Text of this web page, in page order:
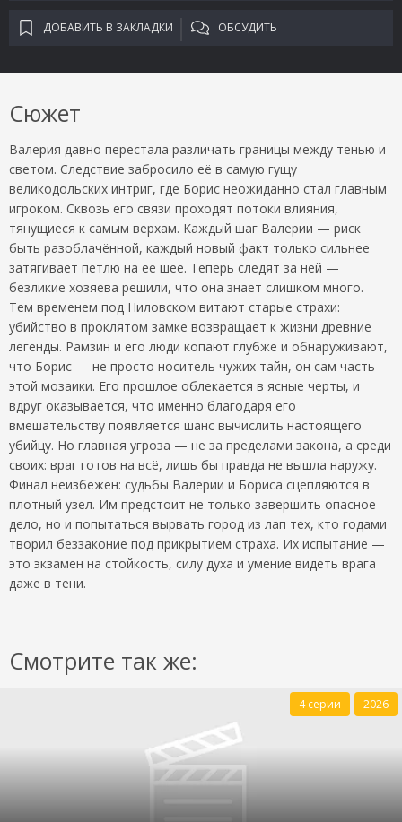
ДОБАВИТЬ В ЗАКЛАДКИ ОБСУДИТЬ
Сюжет
Валерия давно перестала различать границы между тенью и
светом. Следствие забросило её в самую гущу
великодольских интриг, где Борис неожиданно стал главным
игроком. Сквозь его связи проходят потоки влияния,
тянущиеся к самым верхам. Каждый шаг Валерии — риск
быть разоблачённой, каждый новый факт только сильнее
затягивает петлю на её шее. Теперь следят за ней —
безликие хозяева решили, что она знает слишком много.
Тем временем под Ниловском витают старые страхи:
убийство в проклятом замке возвращает к жизни древние
легенды. Рамзин и его люди копают глубже и обнаруживают,
что Борис — не просто носитель чужих тайн, он сам часть
этой мозаики. Его прошлое облекается в ясные черты, и
вдруг оказывается, что именно благодаря его
вмешательству появляется шанс вычислить настоящего
убийцу. Но главная угроза — не за пределами закона, а среди
своих: враг готов на всё, лишь бы правда не вышла наружу.
Финал неизбежен: судьбы Валерии и Бориса сцепляются в
плотный узел. Им предстоит не только завершить опасное
дело, но и попытаться вырвать город из лап тех, кто годами
творил беззаконие под прикрытием страха. Их испытание —
это экзамен на стойкость, силу духа и умение видеть врага
даже в тени.
Смотрите так же:
4 серии 2026